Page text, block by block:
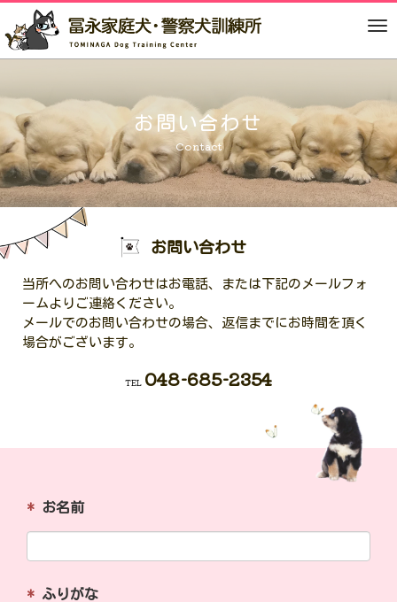
M
お問い合わせ
Contact
お問い合わせ
当所へのお問い合わせはお電話、または下記のメールフォ
ームよりご連絡ください。
メールでのお問い合わせの場合、返信までにお時間を頂く
場合がございます。
TEL 048-685-2354
* お名前
* ふりがな